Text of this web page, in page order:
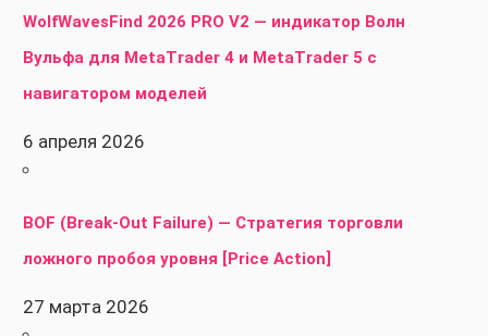
WolfWavesFind 2026 PRO V2 — индикатор Волн
Вульфа для MetaTrader 4 и MetaTrader 5 с
навигатором моделей
6 апреля 2026
BOF (Break-Out Failure) — Стратегия торговли
ложного пробоя уровня [Price Action]
27 марта 2026